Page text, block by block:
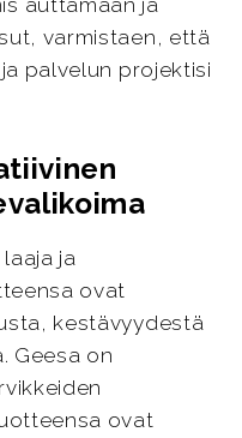
varmistaen, että
palvelun projektisi
ja
ovat
kestävyydestä
Geesa on
ovat